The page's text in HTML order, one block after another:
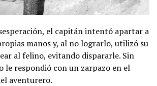
el capitán intentó apartar a
manos y, al no lograrlo, utilizó su
al felino, evitando dispararle. Sin
le respondió con un zarpazo en el
aventurero.